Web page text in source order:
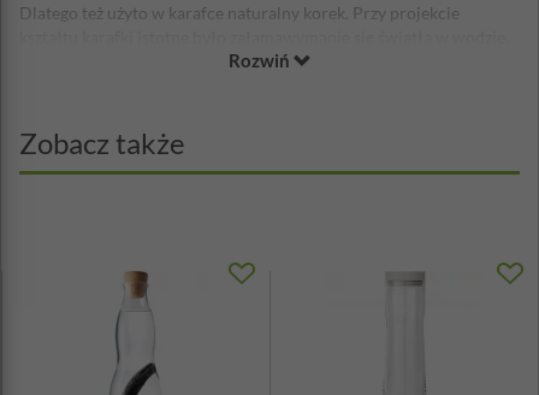
Dlatego też użyto w karafce naturalny korek. Przy projekcie
które ma swoje piękno. Dodatkowo istotna była minimalistyczna
black+blum zachęca do picia wody z kranu, która smakuje lepiej.
Jak działa nasz karafka? Wypełnij ją wodą (pitną) z kranu, poczekaj,
aż filtr węglowy ją oczyści z zanieczyszczeń chemicznych, spróbuj
trzy miesiące. Jego regeneracja polega na gotowaniu go przez 10
minut i pozostawieniu do wyschnięcia, najlepiej na słońcu. Po
trzech takich procesach filtr należy wymienić na nowy. Filtry
węglowe Binchōtan stosowane są w Japonii do oczyszczania wody
od XVII wieku. Redukują one, chlor i inne zanieczyszczenia, a
Rozwiń
Zobacz także